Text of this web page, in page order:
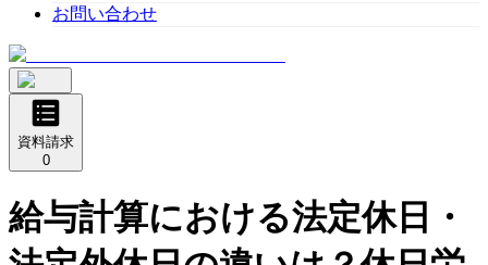
お問い合わせ
資料請求
0
給与計算における法定休日・